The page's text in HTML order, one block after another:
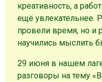
креативность, а
ещё увлекательнее.
провели время, но и
научились мыслить
29 июня в нашем
разговоры на тему